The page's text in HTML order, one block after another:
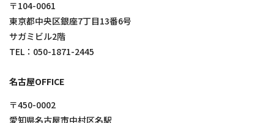
〒104-0061
東京都中央区銀座7丁目13番6号
サガミビル2階
TEL： 050-1871-2445
名古屋OFFICE
〒450-0002
愛知県名古屋市中村区名駅